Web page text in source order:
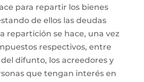
para repartir los bienes
de ellos las deudas
repartición se hace, una vez
respectivos, entre
difunto, los acreedores y
que tengan interés en